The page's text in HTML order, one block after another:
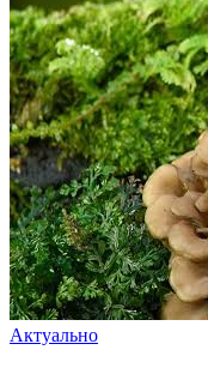
Актуально